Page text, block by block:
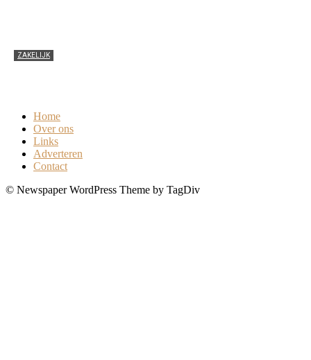
ZAKELIJK
Home
Over ons
Links
Adverteren
Contact
© Newspaper WordPress Theme by TagDiv